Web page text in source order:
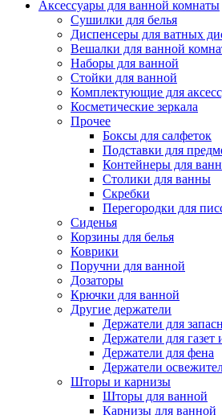
Аксессуары для ванной комнаты
Сушилки для белья
Диспенсеры для ватных
Вешалки для ванной
Наборы для ванной
Стойки для ванной
Комплектующие для
Косметические зеркала
Прочее
Боксы для салфеток
Подставки для
Контейнеры для
Столики для ванны
Скребки
Перегородки для
Сиденья
Корзины для белья
Коврики
Поручни для ванной
Дозаторы
Крючки для ванной
Другие держатели
Держатели для
Держатели для газет
Держатели для фена
Держатели
Шторы и карнизы
Шторы для ванной
Карнизы для ванной